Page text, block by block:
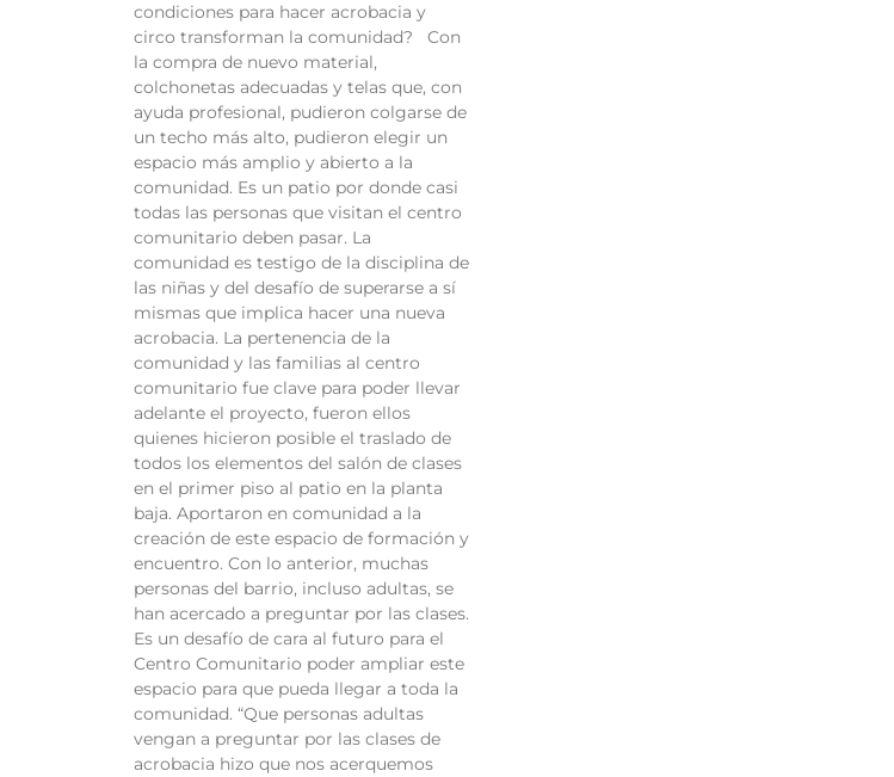
condiciones para hacer acrobacia y
circo transforman la comunidad? Con
la compra de nuevo material,
colchonetas adecuadas y telas que, con
ayuda profesional, pudieron colgarse de
un techo más alto, pudieron elegir un
espacio más amplio y abierto a la
comunidad. Es un patio por donde casi
todas las personas que visitan el centro
comunitario deben pasar. La
comunidad es testigo de la disciplina de
las niñas y del desafío de superarse a sí
mismas que implica hacer una nueva
acrobacia. La pertenencia de la
comunidad y las familias al centro
comunitario fue clave para poder llevar
adelante el proyecto, fueron ellos
quienes hicieron posible el traslado de
todos los elementos del salón de clases
en el primer piso al patio en la planta
baja. Aportaron en comunidad a la
creación de este espacio de formación y
encuentro. Con lo anterior, muchas
personas del barrio, incluso adultas, se
han acercado a preguntar por las clases.
Es un desafío de cara al futuro para el
Centro Comunitario poder ampliar este
espacio para que pueda llegar a toda la
comunidad. “Que personas adultas
vengan a preguntar por las clases de
acrobacia hizo que nos acerquemos